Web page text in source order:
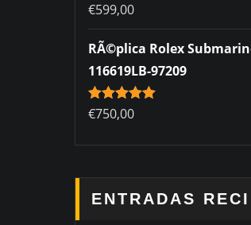
Rated5.00
out of 5
€599,00
RÃ©plica Rolex
116619LB-97209
Rated5.00
out of 5
€750,00
ENTRADAS